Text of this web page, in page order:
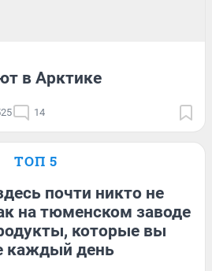
в Арктике
14
ТОП 5
почти никто не
на тюменском заводе
которые вы
каждый день